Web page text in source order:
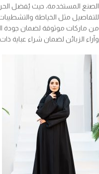
الصنع المستخدمة، حيث يُفضل
للتفاصيل مثل الخياطة والتشطيبات
من ماركات موثوقة لضمان جودة
وآراء الزبائن لضمان شراء عباية